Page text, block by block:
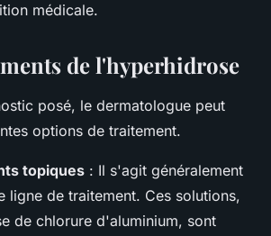
médicale.
de l'hyperhidrose
posé, le dermatologue peut
options de traitement.
topiques : Il s'agit généralement
ligne de traitement. Ces solutions,
de chlorure d'aluminium, sont